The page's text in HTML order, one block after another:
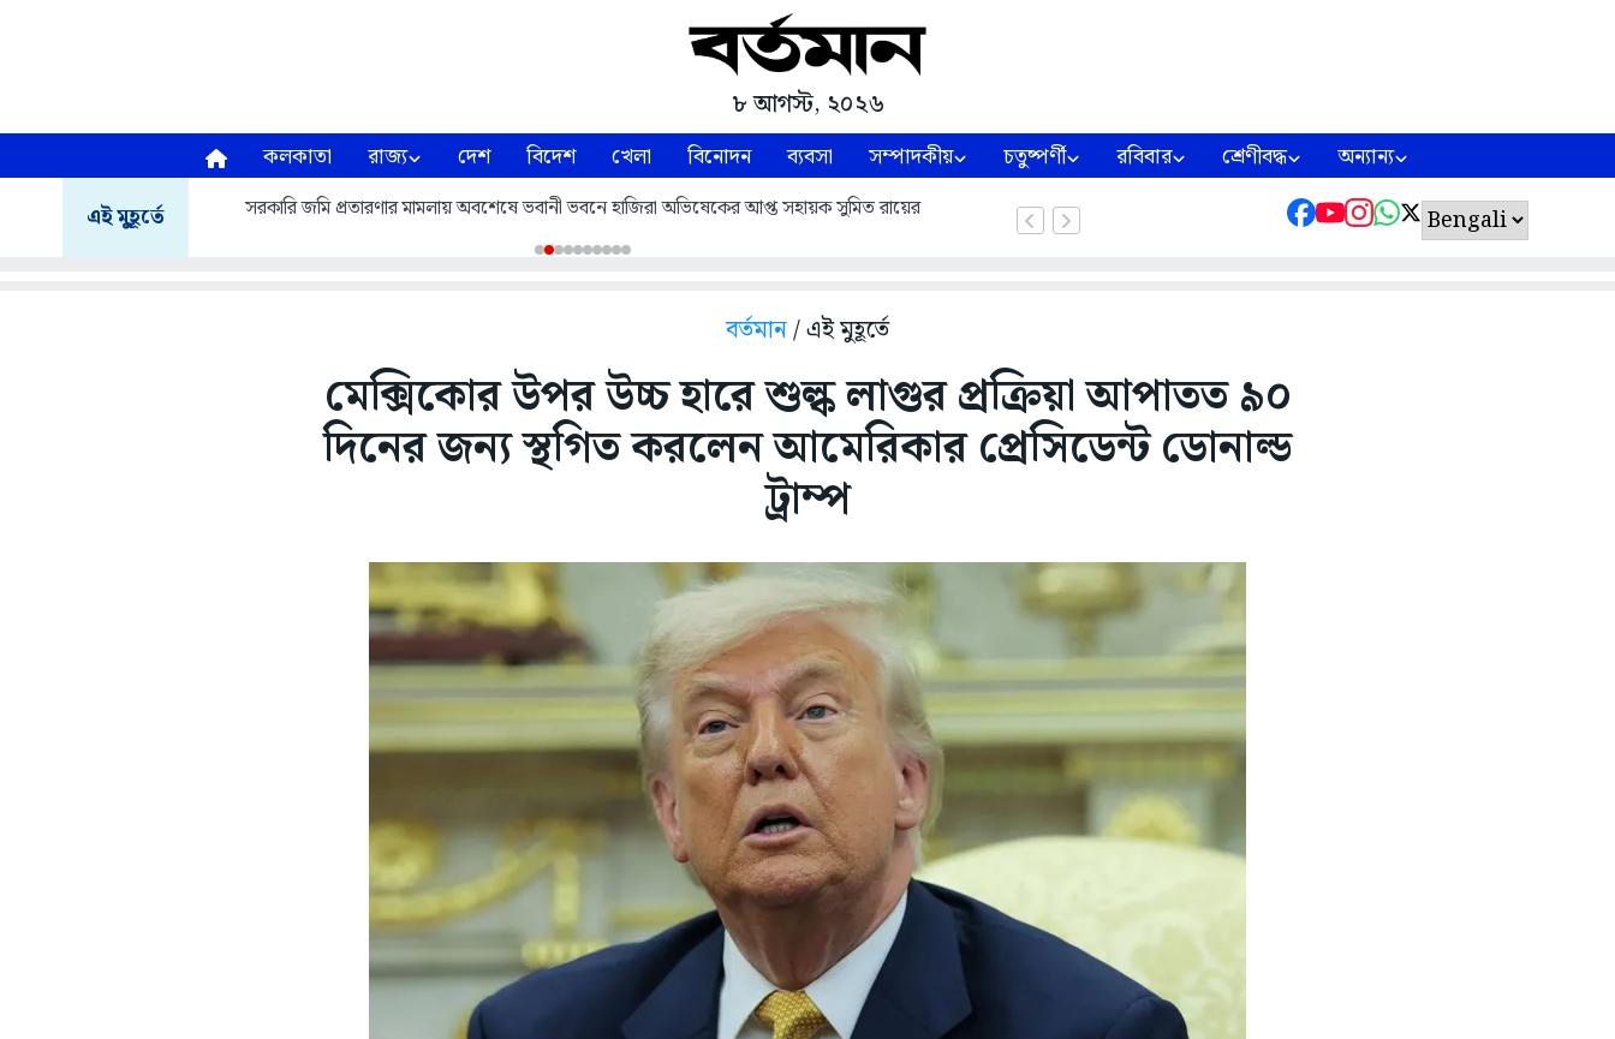
৮ আগস্ট, ২০২৬
কলকাতা রাজ্য দেশ বিদেশ খেলা বিনোদন ব্যবসা সম্পাদকীয় চতুষ্পর্ণী রবিবার শ্রেণীবদ্ধ অন্যান্য
এই মুহূর্তে সরকারি জমি প্রতারণার মামলায় অবশেষে ভবানী ভবনে হাজিরা অভিষেকের আপ্ত সহায়ক সুমিত রায়ের
বর্তমান/ এই মুহূর্তে
মেক্সিকোর উপর উচ্চ হারে শুল্ক লাগুর প্রক্রিয়া আপাতত ৯০
দিনের জন্য স্থগিত করলেন আমেরিকার প্রেসিডেন্ট ডোনাল্ড
ট্রাম্প